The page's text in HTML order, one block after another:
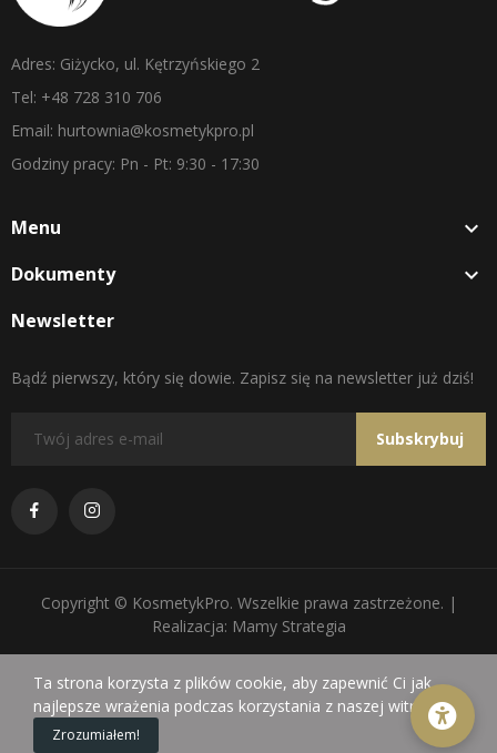
0
Adres: Giżycko, ul. Kętrzyńskiego 2
Tel: +48 728 310 706
Email: hurtownia@kosmetykpro.pl
Godziny pracy: Pn - Pt: 9:30 - 17:30
Menu 
Dokumenty 
Newsletter
Bądź pierwszy, który się dowie. Zapisz się na newsletter już dziś!
Subskrybuj
Copyright © KosmetykPro. Wszelkie prawa zastrzeżone. |
Realizacja: Mamy Strategia
Ta strona korzysta z plików cookie, aby zapewnić Ci jak
najlepsze wrażenia podczas korzystania z naszej witryny.
Zrozumiałem!